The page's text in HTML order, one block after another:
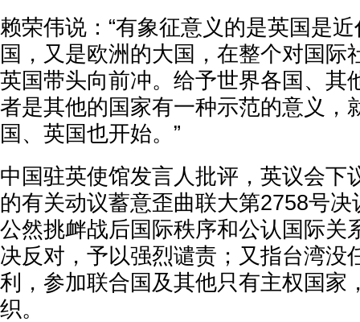
赖荣伟说：“有象征意义的是英国是
国，又是欧洲的大国，在整个对国际
英国带头向前冲。给予世界各国、其
者是其他的国家有一种示范的意义，
国、英国也开始。”
中国驻英使馆发言人批评，英议会下
的有关动议蓄意歪曲联大第2758号
公然挑衅战后国际秩序和公认国际关
决反对，予以强烈谴责；又指台湾没
利，参加联合国及其他只有主权国家
织。